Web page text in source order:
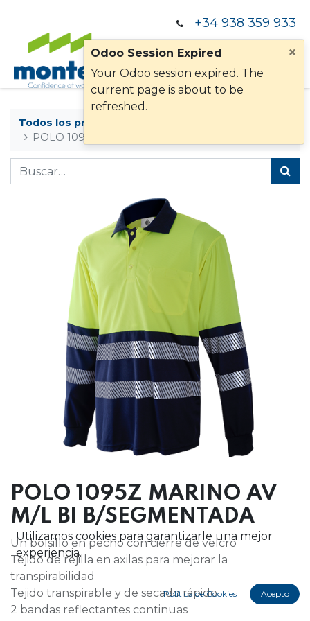
+34 938 359 933
Todos los productos
POLO 1095Z MARINO AV M/L BI B/SEGMENTADA
POLO 1095Z MARINO AV
M/L BI B/SEGMENTADA
Un bolsillo en pecho con cierre de velcro
Tejido de rejilla en axilas para mejorar la
transpirabilidad
Tejido transpirable y de secado rápido
2 bandas reflectantes continuas
Utilizamos cookies para garantizarle una mejor
experiencia.
Política de Cookies Acepto
×
Odoo Session Expired
Your Odoo session expired. The
current page is about to be
refreshed.